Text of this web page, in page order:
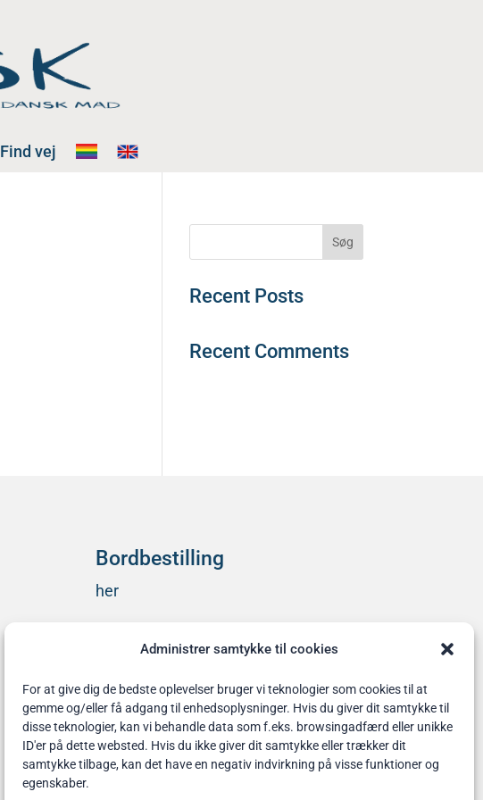
Administrer samtykke til cookies
For at give dig de bedste oplevelser bruger vi teknologier som cookies til at
gemme og/eller få adgang til enhedsoplysninger. Hvis du giver dit samtykke til
disse teknologier, kan vi behandle data som f.eks. browsingadfærd eller unikke
ID'er på dette websted. Hvis du ikke giver dit samtykke eller trækker dit
samtykke tilbage, kan det have en negativ indvirkning på visse funktioner og
egenskaber.
Find vej
Søg
Recent Posts
Recent Comments
Bordbestilling
her